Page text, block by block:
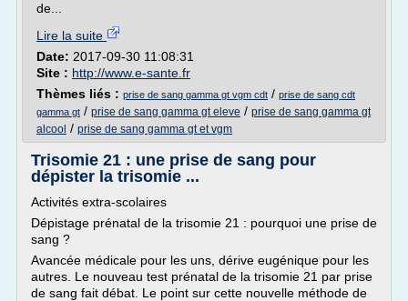
de...
Lire la suite
Date: 2017-09-30 11:08:31
Site : http://www.e-sante.fr
Thèmes liés : prise de sang gamma gt vgm cdt / prise de sang cdt
gamma gt / prise de sang gamma gt eleve / prise de sang gamma gt
alcool / prise de sang gamma gt et vgm
Trisomie 21 : une prise de sang pour
dépister la trisomie ...
Activités extra-scolaires
Dépistage prénatal de la trisomie 21 : pourquoi une prise de
sang ?
Avancée médicale pour les uns, dérive eugénique pour les
autres. Le nouveau test prénatal de la trisomie 21 par prise
de sang fait débat. Le point sur cette nouvelle méthode de